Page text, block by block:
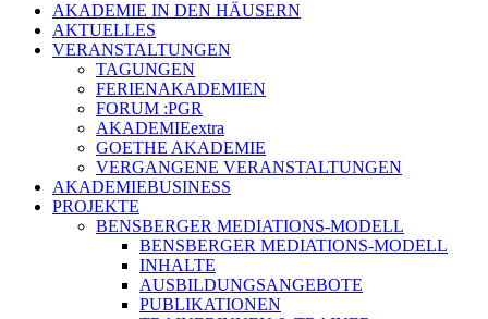
AKADEMIE IN DEN HÄUSERN
AKTUELLES
VERANSTALTUNGEN
TAGUNGEN
FERIENAKADEMIEN
FORUM :PGR
AKADEMIEextra
GOETHE AKADEMIE
VERGANGENE VERANSTALTUNGEN
AKADEMIEBUSINESS
PROJEKTE
BENSBERGER MEDIATIONS-MODELL
BENSBERGER MEDIATIONS-MODELL
INHALTE
AUSBILDUNGSANGEBOTE
PUBLIKATIONEN